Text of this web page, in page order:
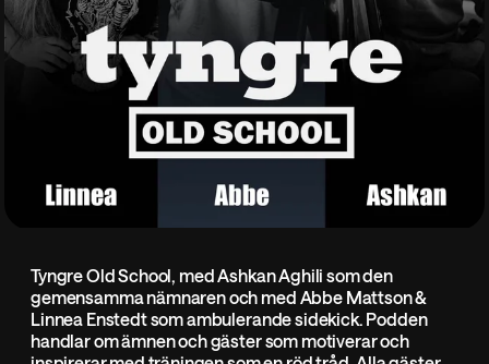
Tyngre Old School, med Ashkan Aghili som den
gemensamma nämnaren och med Abbe Mattson &
Linnea Enstedt som ambulerande sidekick. Podden
handlar om ämnen och gäster som motiverar och